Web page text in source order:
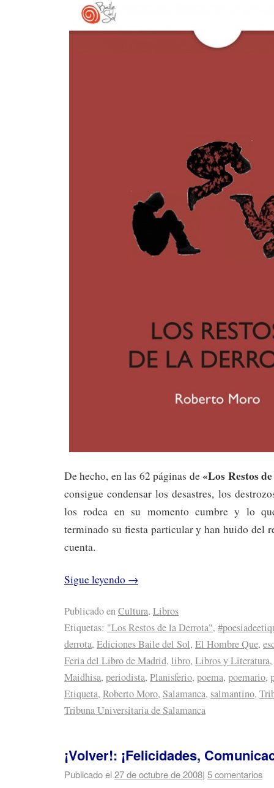
De hecho, en las 62 páginas de«Los Restos
consigue condensar los desastres, los
los rodea en su momento cumbre y lo
terminado su fiesta particular y han huido del
cuenta.
Sigue leyendo →
Publicado enCultura, Libros
Etiquetas: "Los Restos de la Derrota",
derrota, Ediciones Baile del Sol, El Hombre Que,
Feria del Libro de Madrid, libro, Libros y Literatura,
Maidhisa, periodista, Planisferio, poema, poemario,
Etiqueta, Roberto Moro, Salamanca, salmantino,
Tribuna Universitaria de Salamanca
¡Volver!: ¡Felicidades,
Publicado el27 de octubre de 2008| 5 comentarios